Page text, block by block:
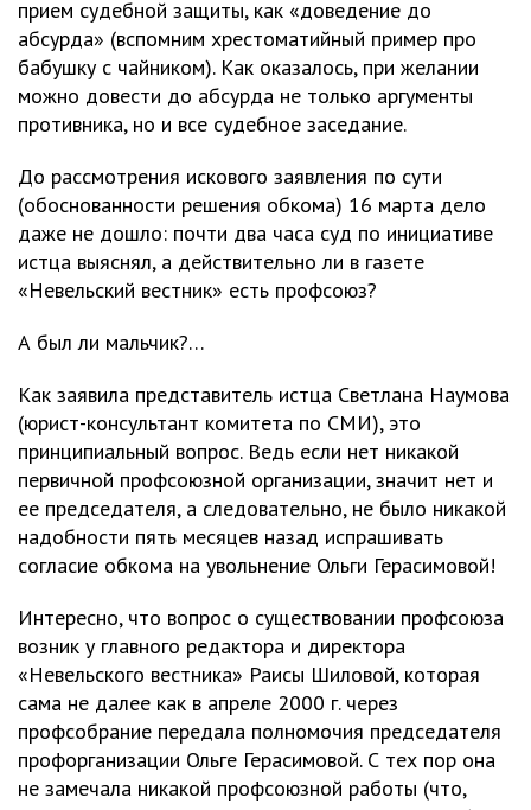
прием судебной защиты, как «доведение до
абсурда» (вспомним хрестоматийный пример про
бабушку с чайником). Как оказалось, при желании
можно довести до абсурда не только аргументы
противника, но и все судебное заседание.
До рассмотрения искового заявления по сути
(обоснованности решения обкома) 16 марта дело
даже не дошло: почти два часа суд по инициативе
истца выяснял, а действительно ли в газете
«Невельский вестник» есть профсоюз?
А был ли мальчик?…
Как заявила представитель истца Светлана Наумова
(юрист-консультант комитета по СМИ), это
принципиальный вопрос. Ведь если нет никакой
первичной профсоюзной организации, значит нет и
ее председателя, а следовательно, не было никакой
надобности пять месяцев назад испрашивать
согласие обкома на увольнение Ольги Герасимовой!
Интересно, что вопрос о существовании профсоюза
возник у главного редактора и директора
«Невельского вестника» Раисы Шиловой, которая
сама не далее как в апреле 2000 г. через
профсобрание передала полномочия председателя
профорганизации Ольге Герасимовой. С тех пор она
не замечала никакой профсоюзной работы (что,